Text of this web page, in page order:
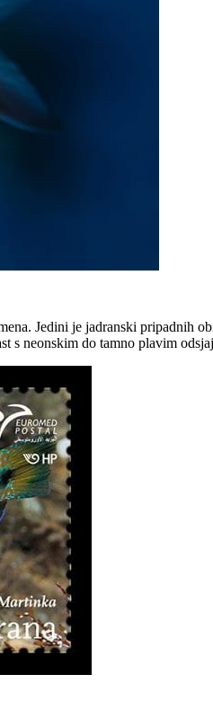
Jedini je jadranski pripadnih
s neonskim do tamno plavim